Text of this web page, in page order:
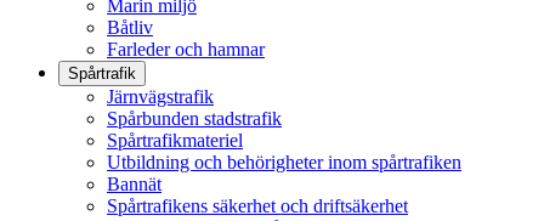
Marin miljö
Båtliv
Farleder och hamnar
Spårtrafik
Järnvägstrafik
Spårbunden stadstrafik
Spårtrafikmateriel
Utbildning och behörigheter inom spårtrafiken
Bannät
Spårtrafikens säkerhet och driftsäkerhet